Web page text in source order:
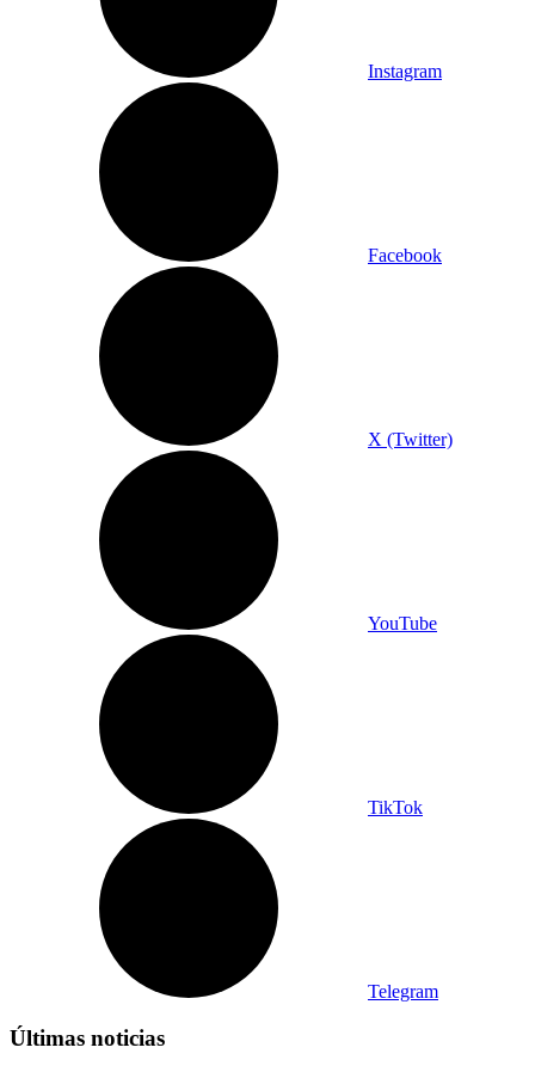
Instagram
Facebook
X (Twitter)
YouTube
TikTok
Telegram
Últimas noticias